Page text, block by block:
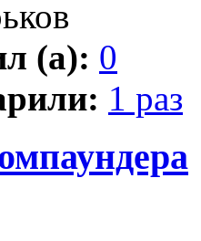
(а): 0
1 раз